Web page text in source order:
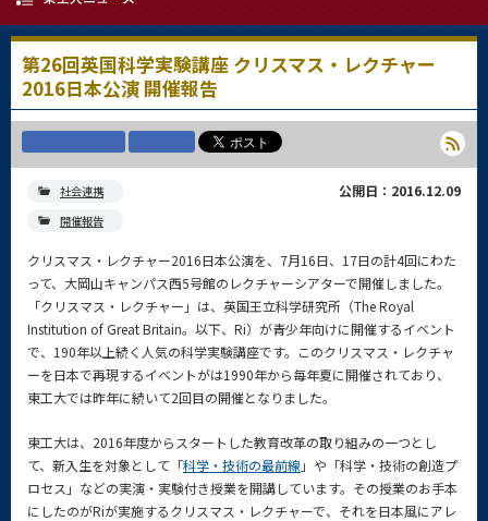
第26回英国科学実験講座 クリスマス・レクチャー
2016日本公演 開催報告
社会連携
開催報告
公開日：2016.12.09
クリスマス・レクチャー2016日本公演を、7月16日、17日の計4回にわた
って、大岡山キャンパス西5号館のレクチャーシアターで開催しました。
「クリスマス・レクチャー」は、英国王立科学研究所（The Royal
Institution of Great Britain。以下、Ri）が青少年向けに開催するイベント
で、190年以上続く人気の科学実験講座です。このクリスマス・レクチャ
ーを日本で再現するイベントがは1990年から毎年夏に開催されており、
東工大では昨年に続いて2回目の開催となりました。
東工大は、2016年度からスタートした教育改革の取り組みの一つとし
て、新入生を対象として「科学・技術の最前線 」や「科学・技術の創造プ
ロセス」などの実演・実験付き授業を開講しています。その授業のお手本
にしたのがRiが実施するクリスマス・レクチャーで、それを日本風にアレ